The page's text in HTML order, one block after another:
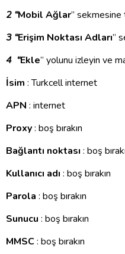
2 “Mobil Ağlar” sekmesine
3 “Erişim Noktası Adları”
4 “Ekle” yolunu izleyin ve
İsim : Turkcell internet
APN : internet
Proxy: boş bırakın
Bağlantı noktası : boş
Kullanıcı adı : boş bırakın
Parola : boş bırakın
Sunucu : boş bırakın
MMSC: boş bırakın